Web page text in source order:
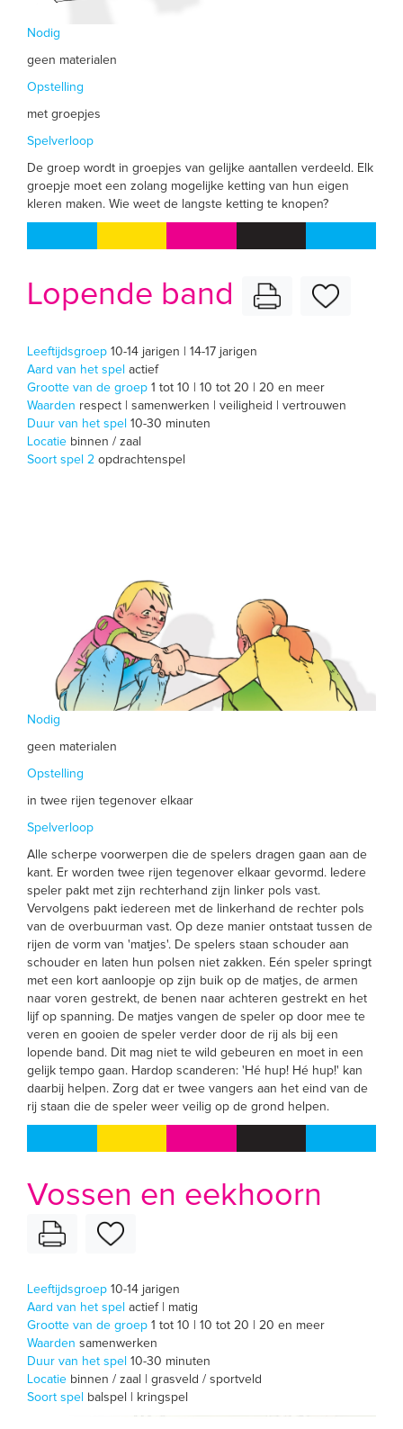
Nodig
geen materialen
Opstelling
met groepjes
Spelverloop
De groep wordt in groepjes van gelijke aantallen verdeeld. Elk
groepje moet een zolang mogelijke ketting van hun eigen
kleren maken. Wie weet de langste ketting te knopen?
Lopende band
Leeftijdsgroep 10-14 jarigen | 14-17 jarigen
Aard van het spel actief
Grootte van de groep 1 tot 10 | 10 tot 20 | 20 en meer
Waarden respect | samenwerken | veiligheid | vertrouwen
Duur van het spel 10-30 minuten
Locatie binnen / zaal
Soort spel 2 opdrachtenspel
Nodig
geen materialen
Opstelling
in twee rijen tegenover elkaar
Spelverloop
Alle scherpe voorwerpen die de spelers dragen gaan aan de
kant. Er worden twee rijen tegenover elkaar gevormd. Iedere
speler pakt met zijn rechterhand zijn linker pols vast.
Vervolgens pakt iedereen met de linkerhand de rechter pols
van de overbuurman vast. Op deze manier ontstaat tussen de
rijen de vorm van 'matjes'. De spelers staan schouder aan
schouder en laten hun polsen niet zakken. Eén speler springt
met een kort aanloopje op zijn buik op de matjes, de armen
naar voren gestrekt, de benen naar achteren gestrekt en het
lijf op spanning. De matjes vangen de speler op door mee te
veren en gooien de speler verder door de rij als bij een
lopende band. Dit mag niet te wild gebeuren en moet in een
gelijk tempo gaan. Hardop scanderen: 'Hé hup! Hé hup!' kan
daarbij helpen. Zorg dat er twee vangers aan het eind van de
rij staan die de speler weer veilig op de grond helpen.
Vossen en eekhoorn
Leeftijdsgroep 10-14 jarigen
Aard van het spel actief | matig
Grootte van de groep 1 tot 10 | 10 tot 20 | 20 en meer
Waarden samenwerken
Duur van het spel 10-30 minuten
Locatie binnen / zaal | grasveld / sportveld
Soort spel balspel | kringspel